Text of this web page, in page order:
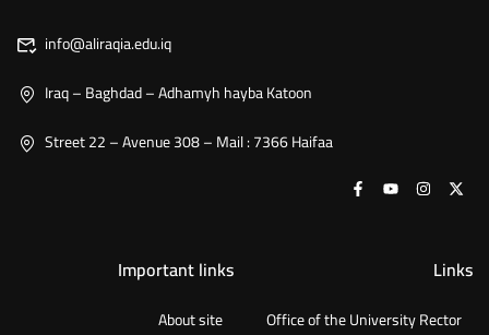
info@aliraqia.edu.iq
Iraq – Baghdad – Adhamyh hayba Katoon
Street 22 – Avenue 308 – Mail : 7366 Haifaa
Important links
About site
Links
Office of the University Rector